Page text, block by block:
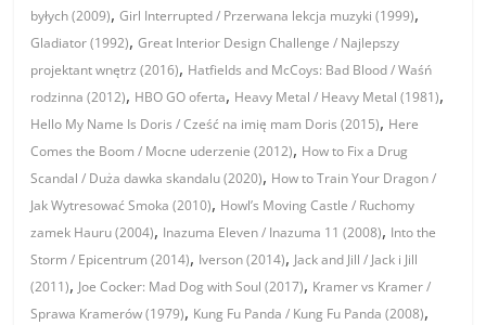
byłych (2009),Girl Interrupted / Przerwana lekcja muzyki (1999),
Gladiator (1992),Great Interior Design Challenge / Najlepszy
projektant wnętrz (2016), Hatfields and McCoys: Bad Blood / Waśń
rodzinna (2012), HBO GO oferta, Heavy Metal / Heavy Metal (1981),
Hello My Name Is Doris / Cześć na imię mam Doris (2015), Here
Comes the Boom / Mocne uderzenie (2012), How to Fix a Drug
Scandal / Duża dawka skandalu (2020), How to Train Your Dragon /
Jak Wytresować Smoka (2010), Howl’s Moving Castle / Ruchomy
zamek Hauru (2004), Inazuma Eleven / Inazuma 11 (2008), Into the
Storm / Epicentrum (2014), Iverson (2014), Jack and Jill / Jack i Jill
(2011), Joe Cocker: Mad Dog with Soul (2017), Kramer vs Kramer /
Sprawa Kramerów (1979), Kung Fu Panda / Kung Fu Panda (2008),